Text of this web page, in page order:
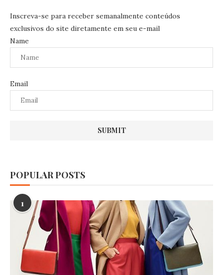
Inscreva-se para receber semanalmente conteúdos
exclusivos do site diretamente em seu e-mail
Name
Email
POPULAR POSTS
1